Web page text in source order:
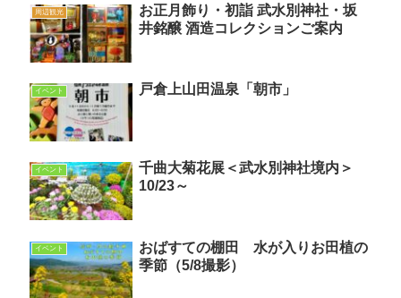
周辺観光
お正月飾り・初詣 武水別神社・坂
井銘醸 酒造コレクションご案内
イベント 戸倉上山田温泉「朝市」
イベント
千曲大菊花展＜武水別神社境内＞
10/23～
イベント
おばすての棚田 水が入りお田植の
季節（5/8撮影）